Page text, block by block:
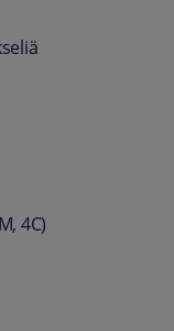
4C)